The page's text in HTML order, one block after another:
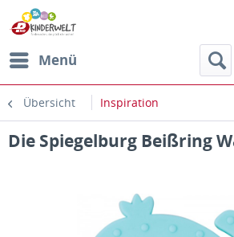
Menü
Übersicht Inspiration
Die Spiegelburg Beißring